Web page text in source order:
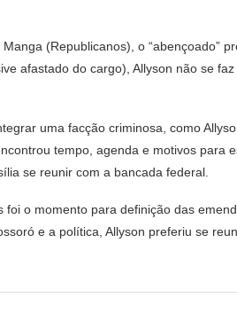
(Republicanos), o “abençoado”
afastado do cargo), Allyson não se
uma facção criminosa, como
tempo, agenda e motivos para
se reunir com a bancada federal.
o momento para definição das
e a política, Allyson preferiu se